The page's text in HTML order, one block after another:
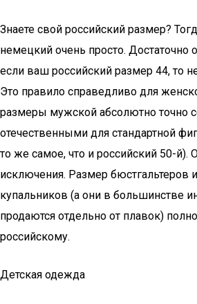
Знаете свой российский размер?
немецкий очень просто. Достаточно
если ваш российский размер 44, то
Это правило справедливо для
размеры мужской абсолютно точно
отечественными для стандартной
то же самое, что и российский 50-й).
исключения. Размер бюстгальтеров
купальников (а они в большинстве
продаются отдельно от плавок)
российскому.
Детская одежда